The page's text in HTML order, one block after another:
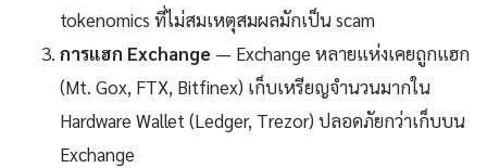
tokenomics ที่ไม่สมเหตุสมผลมักเป็น scam
การแฮก Exchange — Exchange หลายแห่งเคยถูกแฮก
(Mt. Gox, FTX, Bitfinex) เก็บเหรียญจำนวนมากใน
Hardware Wallet (Ledger, Trezor) ปลอดภัยกว่าเก็บบน
Exchange